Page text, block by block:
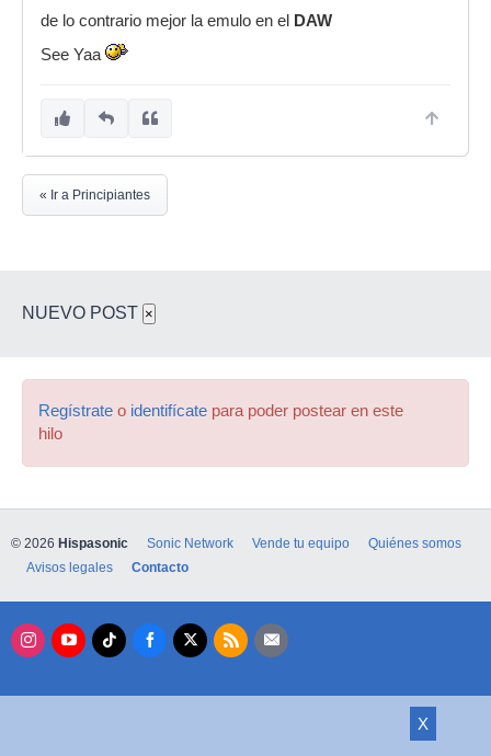
de lo contrario mejor la emulo en el
DAW
See Yaa
« Ir a Principiantes
NUEVO POST ×
Regístrate o identifícate para poder postear en este
hilo
X
© 2026 Hispasonic Sonic Network Vende tu equipo
Quiénes somos
Avisos legales
Contacto